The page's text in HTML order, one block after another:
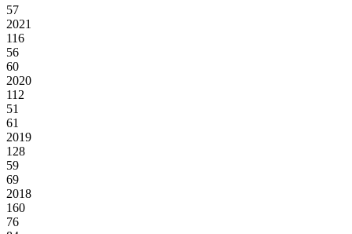
57
2021
116
56
60
2020
112
51
61
2019
128
59
69
2018
160
76